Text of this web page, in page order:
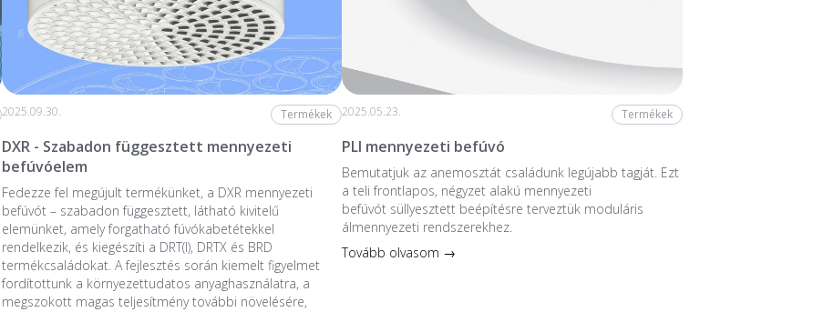
2025.09.30. Termékek
DXR - Szabadon függesztett mennyezeti
befúvóelem
Fedezze fel megújult termékünket, a DXR mennyezeti
befúvót – szabadon függesztett, látható kivitelű
elemünket, amely forgatható fúvókabetétekkel
rendelkezik, és kiegészíti a DRT(I), DRTX és BRD
termékcsaládokat. A fejlesztés során kiemelt figyelmet
fordítottunk a környezettudatos anyaghasználatra, a
megszokott magas teljesítmény további növelésére,
2025.05.23. Termékek
PLI mennyezeti befúvó
Bemutatjuk az anemosztát családunk legújabb tagját. Ezt
a teli frontlapos, négyzet alakú mennyezeti
befúvót süllyesztett beépítésre terveztük moduláris
álmennyezeti rendszerekhez.
Tovább olvasom →